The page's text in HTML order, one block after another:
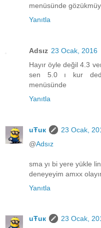
menüsünde
Yanıtla
Adsız 23 Ocak, 2016
Hayır öyle değil 4.3
sen 5.0 ı kur
menüsünde
Yanıtla
uŦuк
23 Ocak,
@Adsız
sma yı bi yere yükle
deneyeyim amxx
Yanıtla
uŦuк
23 Ocak,